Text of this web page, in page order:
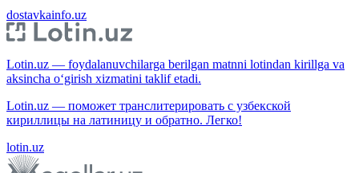
dostavkainfo.uz
Lotin.uz — foydalanuvchilarga berilgan matnni lotindan kirillga va
aksincha o‘girish xizmatini taklif etadi.
Lotin.uz — поможет транслитерировать с узбекской
кириллицы на латиницу и обратно. Легко!
lotin.uz